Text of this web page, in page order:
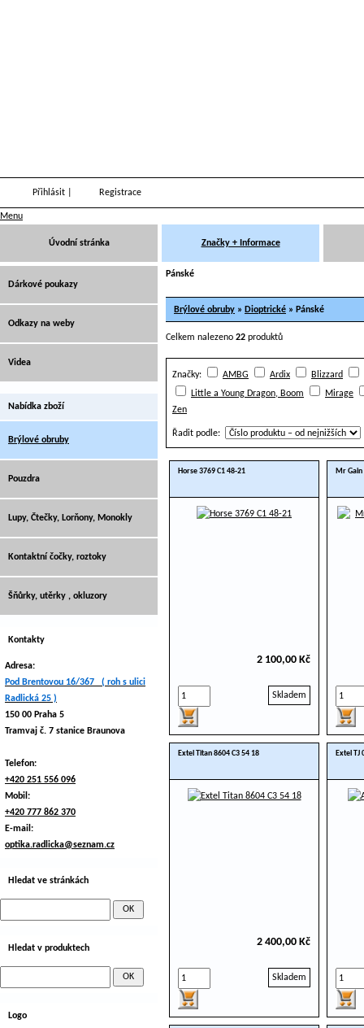
Přihlásit Registrace
Menu
Úvodní stránka Značky + Informace
Pánské
Brýlové obruby » Dioptrické » Pánské
Celkem nalezeno 22 produktů
Značky: AMBG Ardix
Blizzard
Little a Young Dragon, Boom
Mirage
Zen
Řadit podle:
Horse 3769 C1 48-21
2 100,00 Kč
Skladem
Mr Gain
Extel Titan 8604 C3 54 18
2 400,00 Kč
Skladem
Extel TJ
Dárkové poukazy
Odkazy na weby
Videa
Nabídka zboží
Brýlové obruby
Pouzdra
Lupy, Čtečky, Lorňony, Monokly
Kontaktní čočky, roztoky
Šňůrky, utěrky , okluzory
Kontakty
Adresa:
Pod Brentovou 16/367 ( roh s ulici
Radlická 25 )
150 00 Praha 5
Tramvaj č. 7 stanice Braunova
Telefon:
+420 251 556 096
Mobil:
+420 777 862 370
E-mail:
optika.radlicka@seznam.cz
Hledat ve stránkách
Hledat v produktech
Logo